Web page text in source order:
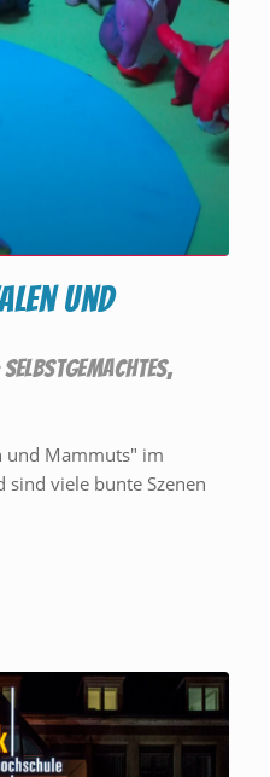
und
,
und Mammuts" im
sind viele bunte Szenen